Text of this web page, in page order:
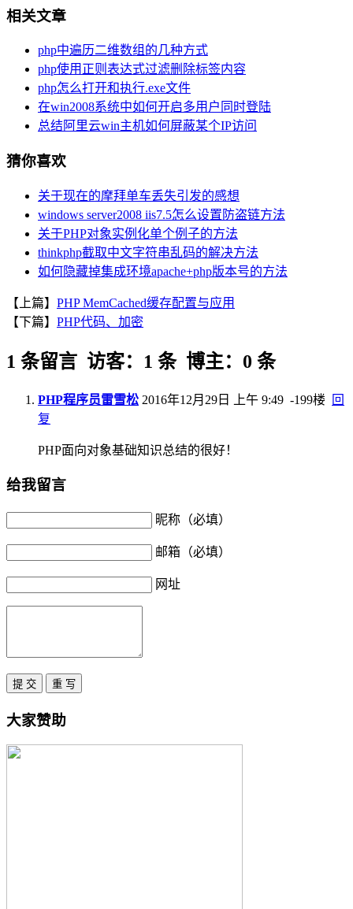
相关文章
php中遍历二维数组的几种方式
php使用正则表达式过滤删除标签内容
php怎么打开和执行.exe文件
在win2008系统中如何开启多用户同时登陆
总结阿里云win主机如何屏蔽某个IP访问
猜你喜欢
关于现在的摩拜单车丢失引发的感想
windows server2008 iis7.5怎么设置防盗链方法
关于PHP对象实例化单个例子的方法
thinkphp截取中文字符串乱码的解决方法
如何隐藏掉集成环境apache+php版本号的方法
【上篇】 PHP MemCached缓存配置与应用
【下篇】 PHP代码、加密
1 条留言 访客：1 条 博主：0 条
PHP程序员雷雪松 2016年12月29日 上午 9:49 -199楼 回
复
PHP面向对象基础知识总结的很好！
给我留言
昵称（必填）
邮箱（必填）
网址
大家赞助